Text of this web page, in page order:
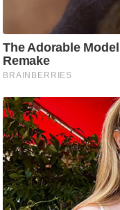
र
.
आ
.
चा
य
प
र
स